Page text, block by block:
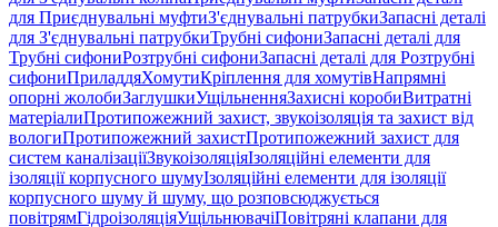
для Приєднувальні муфтиЗ'єднувальні патрубкиЗапасні деталі
для З'єднувальні патрубкиТрубні сифониЗапасні деталі для
Трубні сифониРозтрубні сифониЗапасні деталі для Розтрубні
сифониПриладдяХомутиКріплення для хомутівНапрямні
опорні жолобиЗаглушкиУщільненняЗахисні коробиВитратні
матеріалиПротипожежний захист, звукоізоляція та захист від
вологиПротипожежний захистПротипожежний захист для
систем каналізаціїЗвукоізоляціяІзоляційні елементи для
ізоляції корпусного шумуІзоляційні елементи для ізоляції
корпусного шуму й шуму, що розповсюджується
повітрямГідроізоляціяУщільнювачіПовітряні клапани для